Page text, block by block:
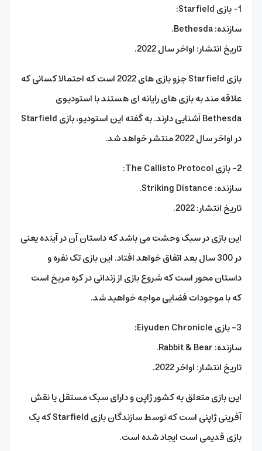
1- بازی Starfield:
سازنده: Bethesda.
تاریخ انتشار: اواخر سال 2022.
بازی Starfield جزو بازی های 2022 است که احتمالا کسانی که
علاقه مند به بازی های رایانه ای هستند با استودیوی
Bethesda آشنایی دارند. به گفته این استودیو، بازی Starfield
در اواخر سال 2022 منتشر خواهد شد.
2- بازی The Callisto Protocol:
سازنده: Striking Distance.
تاریخ انتشار: 2022.
این بازی در سبک وحشت می باشد که داستان آن در آینده یعنی
در 300 سال بعد اتفاق خواهد افتاد. این بازی تک نفره و
داستان محور است که شروع بازی از زندانی در کره مریخ است
که با موجودات فضایی مواجه خواهید شد.
3- بازی Eiyuden Chronicle:
سازنده: Rabbit & Bear.
تاریخ انتشار: اواخر 2022.
این بازی متعلق به کشور ژاپن و دارای سبک مستقل یا نقش
آفرینی ژاپنی است که توسط سازندگان بازی Starfield که یک
بازی قدیمی است ایجاد شده است.